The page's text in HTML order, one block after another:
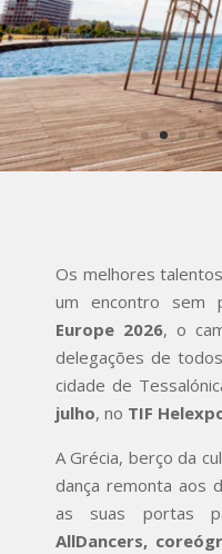
Os melhores
um encontro sem
Europe 2026, o
delegações de
cidade de
julho, no TIF
A Grécia, berço da
dança remonta aos
as suas portas
AllDancers,